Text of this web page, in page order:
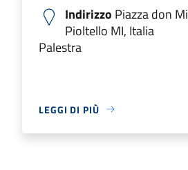
Indirizzo Piazza don
Pioltello MI, Italia
Palestra
LEGGI DI PIÙ